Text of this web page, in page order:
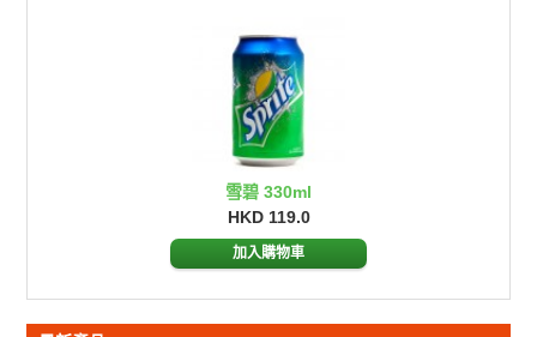
雪碧 330ml
HKD 119.0
加入購物車